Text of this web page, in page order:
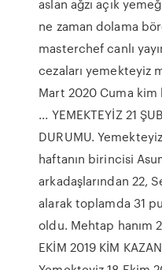
aslan ağzı açık
ne zaman dolama
masterchef canlı
cezaları yemekteyiz
Mart 2020 Cuma
... YEMEKTEYİZ 21
DURUMU.
haftanın birincisi
arkadaşlarından 22,
alarak toplamda 31
oldu. Mehtap hanım
EKİM 2019 KİM